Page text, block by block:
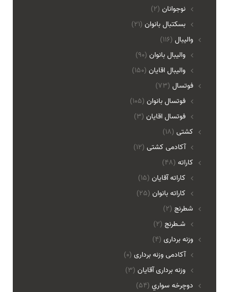
نوجوانان (2)
بسکتبال بانوان (21)
(116) والیبال
واليبال بانوان (90)
واليبال اقايان (150)
(73) فوتسال
فوتسال بانوان (105)
فوتسال اقايان (3)
(18) کشتی
آکادمی کشتی (12)
(48) کاراته
کاراته آقایان (15)
کاراته بانوان (25)
(2) شطرنج
شـطرنج (2)
(4) وزنه برداری
آکادمی وزنه برداری (0)
وزنه برداری آقایان (3)
(54) دوچرخه سواري